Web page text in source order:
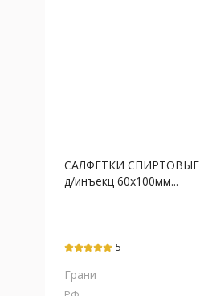
САЛФЕТКИ СПИРТОВЫЕ
д/инъекц 60х100мм...
5
Грани